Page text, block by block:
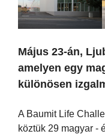
Május 23-án,
amelyen egy
különösen
A Baumit Life
köztük 29 magyar -